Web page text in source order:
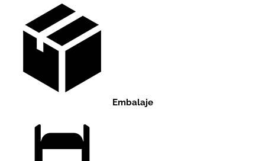
Embalaje